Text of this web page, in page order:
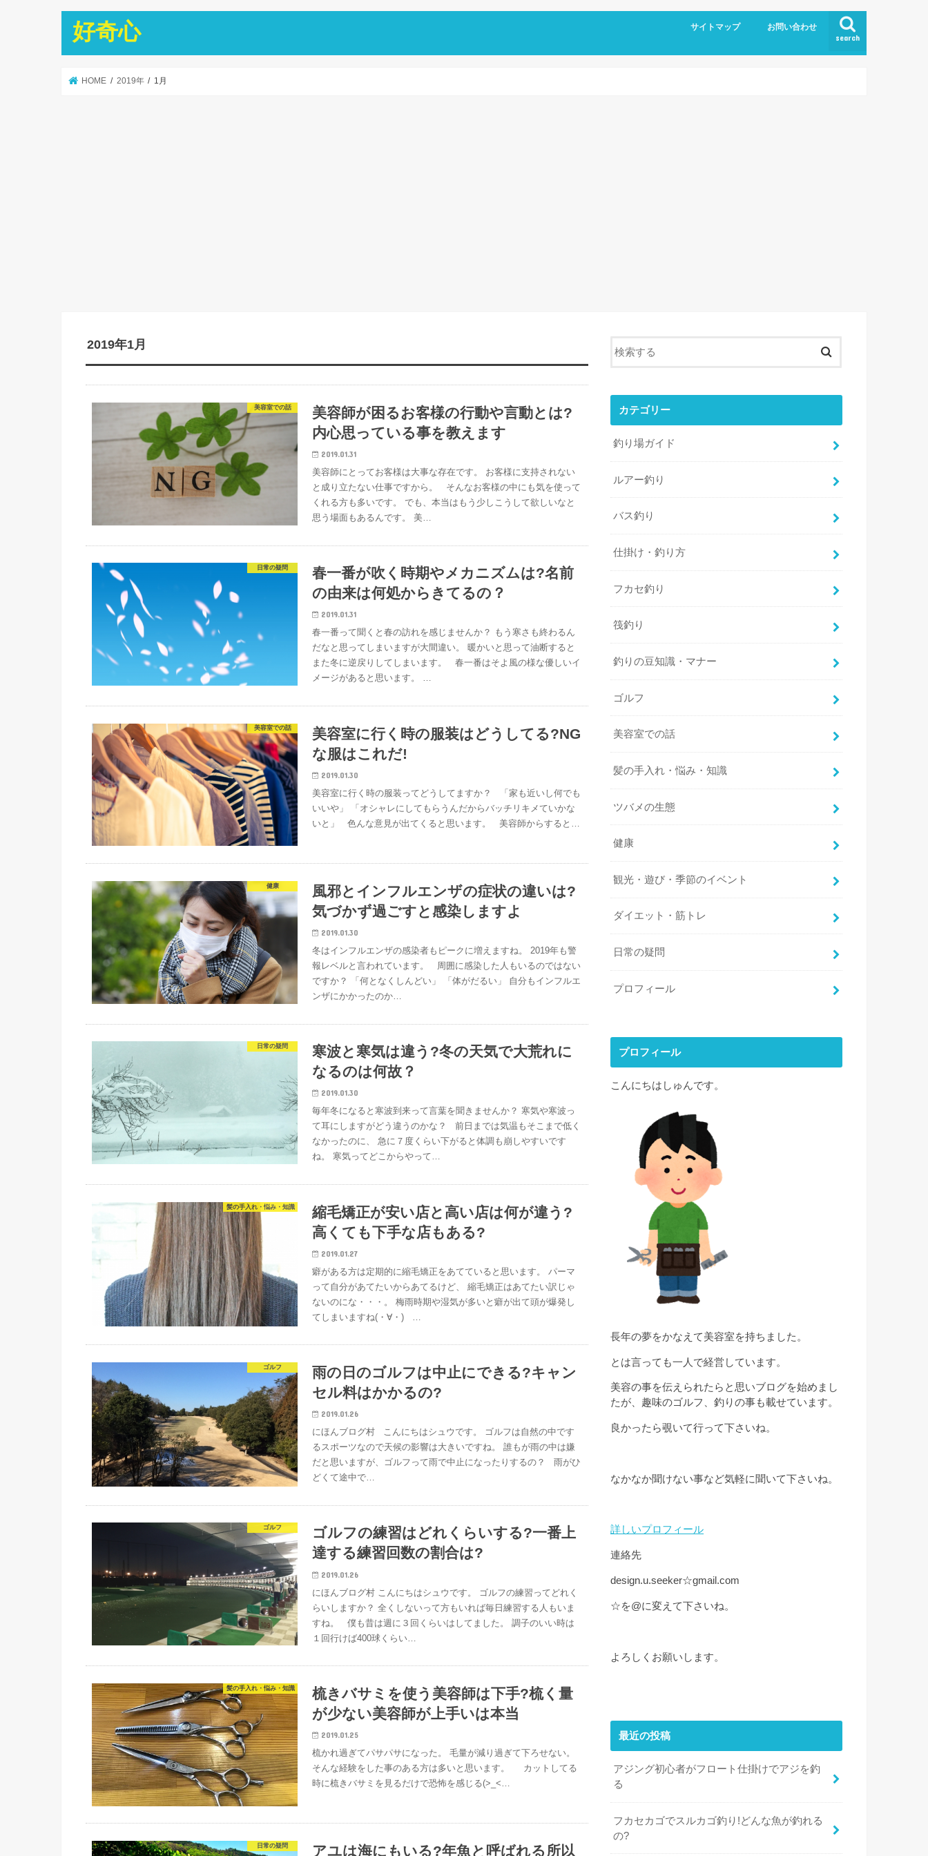
好奇心 search
サイトマップ お問い合わせ
HOME 2019年 1月
2019年1月
美容室での話
美容師が困るお客様の行動や言動とは?
内心思っている事を教えます
2019.01.31
美容師にとってお客様は大事な存在です。 お客様に支持されない
と成り立たない仕事ですから。 そんなお客様の中にも気を使って
くれる方も多いです。 でも、本当はもう少しこうして欲しいなと
思う場面もあるんです。 美…
日常の疑問
春一番が吹く時期やメカニズムは?名前
の由来は何処からきてるの？
2019.01.31
春一番って聞くと春の訪れを感じませんか？ もう寒さも終わるん
だなと思ってしまいますが大間違い。 暖かいと思って油断すると
また冬に逆戻りしてしまいます。 春一番はそよ風の様な優しいイ
メージがあると思います。 …
美容室での話
美容室に行く時の服装はどうしてる?NG
な服はこれだ!
2019.01.30
美容室に行く時の服装ってどうしてますか？ 「家も近いし何でも
いいや」 「オシャレにしてもらうんだからバッチリキメていかな
いと」 色んな意見が出てくると思います。 美容師からすると…
健康
風邪とインフルエンザの症状の違いは?
気づかず過ごすと感染しますよ
2019.01.30
冬はインフルエンザの感染者もピークに増えますね。 2019年も警
報レベルと言われています。 周囲に感染した人もいるのではない
ですか？ 「何となくしんどい」 「体がだるい」 自分もインフルエ
ンザにかかったのか…
日常の疑問
寒波と寒気は違う?冬の天気で大荒れに
なるのは何故？
2019.01.30
毎年冬になると寒波到来って言葉を聞きませんか？ 寒気や寒波っ
て耳にしますがどう違うのかな？ 前日までは気温もそこまで低く
なかったのに、 急に７度くらい下がると体調も崩しやすいです
ね。 寒気ってどこからやって…
髪の手入れ・悩み・知識
縮毛矯正が安い店と高い店は何が違う?
高くても下手な店もある?
2019.01.27
癖がある方は定期的に縮毛矯正をあてていると思います。 パーマ
って自分があてたいからあてるけど、 縮毛矯正はあてたい訳じゃ
ないのにな・・・。 梅雨時期や湿気が多いと癖が出て頭が爆発し
てしまいますね(・∀・) …
ゴルフ
雨の日のゴルフは中止にできる?キャン
セル料はかかるの?
2019.01.26
にほんブログ村 こんにちはシュウです。 ゴルフは自然の中です
るスポーツなので天候の影響は大きいですね。 誰もが雨の中は嫌
だと思いますが、ゴルフって雨で中止になったりするの？ 雨がひ
どくて途中で…
ゴルフ
ゴルフの練習はどれくらいする?一番上
達する練習回数の割合は?
2019.01.26
にほんブログ村 こんにちはシュウです。 ゴルフの練習ってどれく
らいしますか？ 全くしないって方もいれば毎日練習する人もいま
すね。 僕も昔は週に３回くらいはしてました。 調子のいい時は
１回行けば400球くらい…
髪の手入れ・悩み・知識
梳きバサミを使う美容師は下手?梳く量
が少ない美容師が上手いは本当
2019.01.25
梳かれ過ぎてパサパサになった。 毛量が減り過ぎて下ろせない。
そんな経験をした事のある方は多いと思います。 カットしてる
時に梳きバサミを見るだけで恐怖を感じる(>_<…
日常の疑問 アユは海にもいる?年魚と呼ばれる所以
カテゴリー
釣り場ガイド
ルアー釣り
バス釣り
仕掛け・釣り方
フカセ釣り
筏釣り
釣りの豆知識・マナー
ゴルフ
美容室での話
髪の手入れ・悩み・知識
ツバメの生態
健康
観光・遊び・季節のイベント
ダイエット・筋トレ
日常の疑問
プロフィール
プロフィール
こんにちはしゅんです。
長年の夢をかなえて美容室を持ちました。
とは言っても一人で経営しています。
美容の事を伝えられたらと思いブログを始めまし
たが、趣味のゴルフ、釣りの事も載せています。
良かったら覗いて行って下さいね。
なかなか聞けない事など気軽に聞いて下さいね。
詳しいプロフィール
連絡先
design.u.seeker☆gmail.com
☆を@に変えて下さいね。
よろしくお願いします。
最近の投稿
アジング初心者がフロート仕掛けでアジを釣
る
フカセカゴでスルカゴ釣り!どんな魚が釣れる
の?